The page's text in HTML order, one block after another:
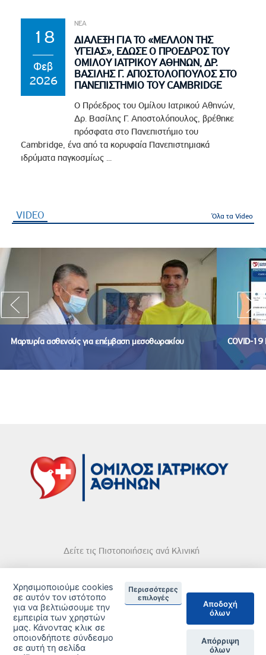
18
Φεβ
2026
ΝΕΑ
ΔΙΑΛΕΞΗ ΓΙΑ ΤΟ «ΜΕΛΛΟΝ ΤΗΣ
ΥΓΕΙΑΣ», ΕΔΩΣΕ Ο ΠΡΟΕΔΡΟΣ ΤΟΥ
ΟΜΙΛΟΥ ΙΑΤΡΙΚΟΥ ΑΘΗΝΩΝ, ΔΡ.
ΒΑΣΙΛΗΣ Γ. ΑΠΟΣΤΟΛΟΠΟΥΛΟΣ ΣΤΟ
ΠΑΝΕΠΙΣΤΗΜΙΟ ΤΟΥ CAMBRIDGE
Ο Πρόεδρος του Ομίλου Ιατρικού Αθηνών,
Δρ. Βασίλης Γ. Αποστολόπουλος, βρέθηκε
πρόσφατα στο Πανεπιστήμιο του
Cambridge, ένα από τα κορυφαία Πανεπιστημιακά
ιδρύματα παγκοσμίως ...
VIDEO Όλα τα Video
Μαρτυρία ασθενούς για επέμβαση μεσοθωρακίου COVID-19
Δείτε τις Πιστοποιήσεις ανά Κλινική
© 2026 Copyright © Iatriko.gr | Powered by Aboutnet
Χρησιμοποιούμε cookies
σε αυτόν τον ιστότοπο
για να βελτιώσουμε την
εμπειρία των χρηστών
μας. Κάνοντας κλικ σε
οποιονδήποτε σύνδεσμο
σε αυτή τη σελίδα
Περισσότερες
επιλογές
Αποδοχή
όλων
Απόρριψη
όλων